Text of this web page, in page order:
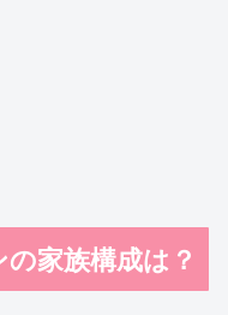
家族構成は？